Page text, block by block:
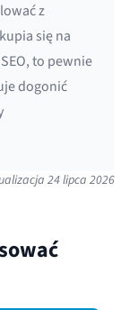
z
się na
to pewnie
dogonić
24 lipca 2026